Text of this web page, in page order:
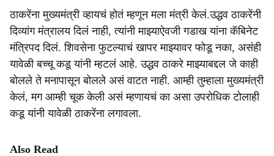
ठाकरेंना मुख्यमंत्री व्हायचं होतं म्हणून मला मंत्री केलं.उद्धव ठाकरेंनी
दिव्यांग मंत्रालय दिलं नाही, त्यांनी माझ्याऐवजी गडाख यांना कॅबिनेट
मंत्रिपद दिलं. शिवसेना फुटल्याचं खापर माझ्यावर फोडू नका, असंही
यावेळी बच्चू कडू यांनी म्हटलं आहे. उद्धव ठाकरे माझ्याबद्दल जे काही
बोलले ते मनापासून बोलले असं वाटत नाही. आम्ही तुम्हाला मुख्यमंत्री
केलं, मग आम्ही चूक केली असं म्हणायचं का असा उपरोधिक टोलाही
कडू यांनी यावेळी ठाकरेंना लगावला.
Also Read